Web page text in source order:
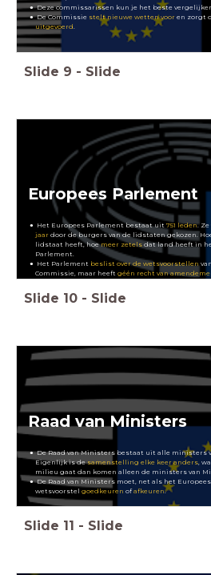
Deze commissarissen kun je het beste
De Commissie stelt nieuwe wetten voor en zorgt
uitgevoerd.
Slide 9 - Slide
Europees Parlement
Het Europees Parlement bestaat uit751 leden.
jaardoor de burgers van de lidstaten gekozen.
lidstaat heeft, hoemeer zetelsdat land heeft in
Parlement.
Het Parlement beslist over de wetsvoorstellen
Commissie, maar heeft géén recht van
Slide 10 - Slide
Raad van Ministers
De Raad van Ministers bestaat uit alle ministers
Eigenlijk is de samenstelling elke keer anders,
milieu gaat dan komen alleen de ministers van
De Raad van Ministers moet, net als het
wetsvoorstel goedkeuren ofafkeuren.
Slide 11 - Slide